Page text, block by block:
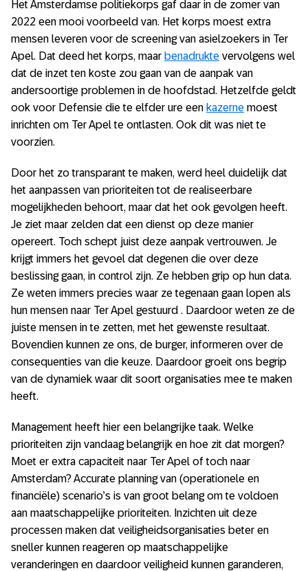
Het Amsterdamse politiekorps gaf daar in de zomer van
2022 een mooi voorbeeld van. Het korps moest extra
mensen leveren voor de screening van asielzoekers in Ter
Apel. Dat deed het korps, maar benadrukte vervolgens wel
dat de inzet ten koste zou gaan van de aanpak van
andersoortige problemen in de hoofdstad. Hetzelfde geldt
ook voor Defensie die te elfder ure een kazerne moest
inrichten om Ter Apel te ontlasten. Ook dit was niet te
voorzien.
Door het zo transparant te maken, werd heel duidelijk dat
het aanpassen van prioriteiten tot de realiseerbare
mogelijkheden behoort, maar dat het ook gevolgen heeft.
Je ziet maar zelden dat een dienst op deze manier
opereert. Toch schept juist deze aanpak vertrouwen. Je
krijgt immers het gevoel dat degenen die over deze
beslissing gaan, in control zijn. Ze hebben grip op hun data.
Ze weten immers precies waar ze tegenaan gaan lopen als
hun mensen naar Ter Apel gestuurd . Daardoor weten ze de
juiste mensen in te zetten, met het gewenste resultaat.
Bovendien kunnen ze ons, de burger, informeren over de
consequenties van die keuze. Daardoor groeit ons begrip
van de dynamiek waar dit soort organisaties mee te maken
heeft.
Management heeft hier een belangrijke taak. Welke
prioriteiten zijn vandaag belangrijk en hoe zit dat morgen?
Moet er extra capaciteit naar Ter Apel of toch naar
Amsterdam? Accurate planning van (operationele en
financiële) scenario’s is van groot belang om te voldoen
aan maatschappelijke prioriteiten. Inzichten uit deze
processen maken dat veiligheidsorganisaties beter en
sneller kunnen reageren op maatschappelijke
veranderingen en daardoor veiligheid kunnen garanderen,